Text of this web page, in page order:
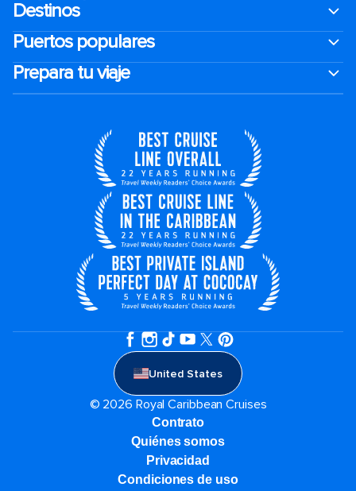
Destinos
Puertos populares
Prepara tu viaje
United States
© 2026 Royal Caribbean Cruises
Contrato
Quiénes somos
Privacidad
Condiciones de uso